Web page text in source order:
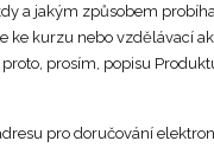
a jakým způsobem
kurzu nebo vzdělávací
prosím, popisu
pro doručování